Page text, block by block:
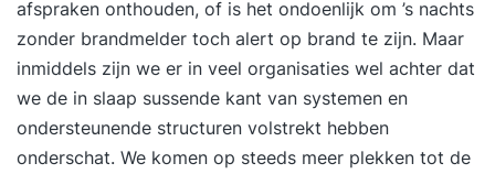
zelforganisatie? We staan stil bij verschillende
feedback en performance processen.
Zelforganisatie of zelfsturing inrichten: Je leert
de randvoorwaarden en succesfactoren voor
zelforganisatie en zelfsturing. Een
heldere purpose houdt teams bij elkaar en geeft
afspraken onthouden, of is het ondoenlijk om ’s nachts
zonder brandmelder toch alert op brand te zijn. Maar
inmiddels zijn we er in veel organisaties wel achter dat
we de in slaap sussende kant van systemen en
ondersteunende structuren volstrekt hebben
onderschat. We komen op steeds meer plekken tot de